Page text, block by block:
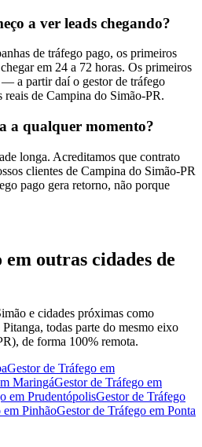
a ver leads chegando?
de tráfego pago, os primeiros
em 24 a 72 horas. Os primeiros
— a partir daí o gestor de tráfego
de Campina do Simão-PR.
a qualquer momento?
longa. Acreditamos que contrato
clientes de Campina do Simão-PR
pago gera retorno, não porque
em outras cidades de
e cidades próximas como
todas parte do mesmo eixo
de forma 100% remota.
Gestor de Tráfego em
MaringáGestor de Tráfego em
em PrudentópolisGestor de Tráfego
em PinhãoGestor de Tráfego em Ponta